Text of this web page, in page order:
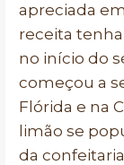
apreciada
receita
no início do
começou a
Flórida e na
limão se
da confeitaria